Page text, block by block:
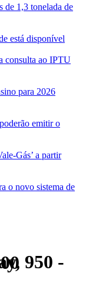
de 1,3 tonelada de
está disponível
consulta ao IPTU
para 2026
emitir o
Gás’ a partir
o novo sistema de
000